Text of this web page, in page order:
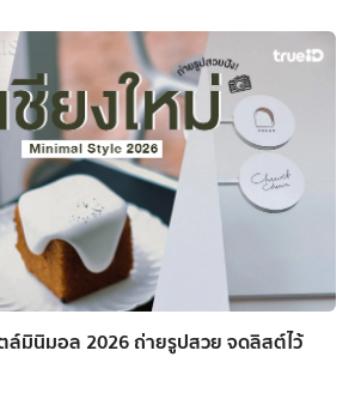
ล์มินิมอล 2026 ถ่ายรูปสวย จดลิสต์ไว้